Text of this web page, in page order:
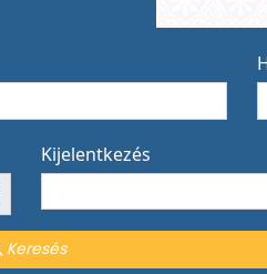
Kijelentkezés
Keresés